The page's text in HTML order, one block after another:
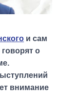
и сам
о
внимание